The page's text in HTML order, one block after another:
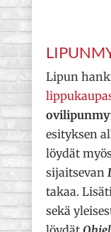
Lipun
esityksen
löydät
sijaitsevan
takaa.
sekä